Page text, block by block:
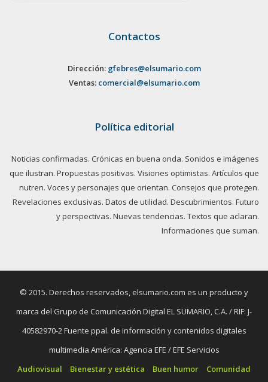
Contactos
Dirección: gfebres@elsumario.com
Ventas: comercial@elsumario.com
Política editorial
Noticias confirmadas. Crónicas en buena onda. Sonidos e imágenes
que ilustran. Propuestas positivas. Visiones optimistas. Artículos que
nutren. Voces y personajes que orientan. Consejos que protegen.
Revelaciones exclusivas. Datos de utilidad. Descubrimientos. Futuro
y perspectivas. Nuevas tendencias. Textos que aclaran.
Informaciones que suman.
© 2015. Derechos reservados, elsumario.com es un producto y
marca del Grupo de Comunicación Digital EL SUMARIO, C.A. / RIF: J-
40582970-2 Fuente ppal. de información y contenidos digitales
multimedia América: Agencia EFE / EFE Servicios
Audiovisual
Bienestar y estética Buen humor Comunidad